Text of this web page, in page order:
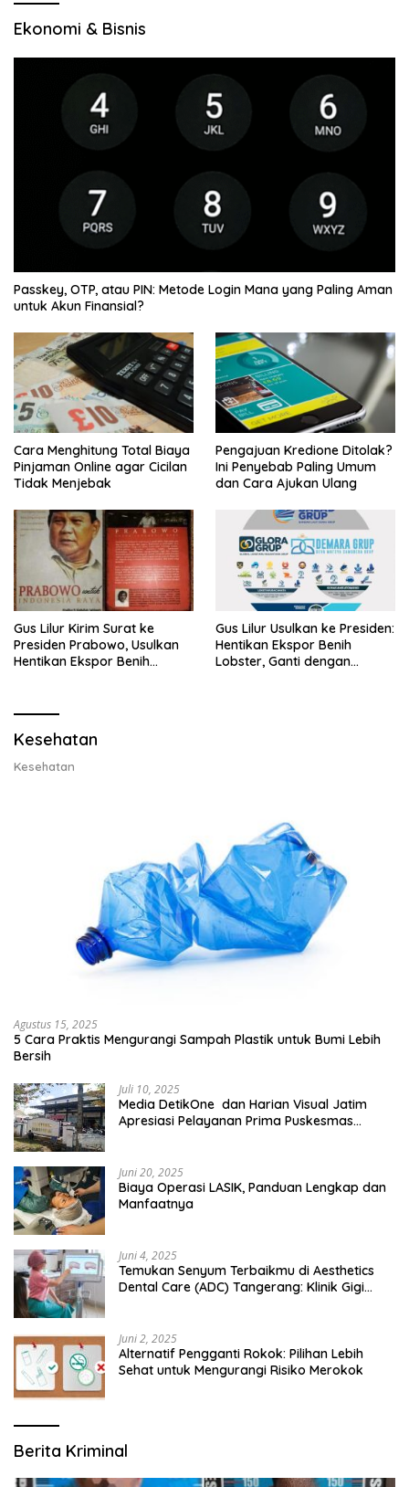
Ekonomi & Bisnis
Passkey, OTP, atau PIN: Metode Login Mana yang Paling Aman
untuk Akun Finansial?
Cara Menghitung Total Biaya
Pinjaman Online agar Cicilan
Tidak Menjebak
Pengajuan Kredione Ditolak?
Ini Penyebab Paling Umum
dan Cara Ajukan Ulang
Gus Lilur Kirim Surat ke
Presiden Prabowo, Usulkan
Hentikan Ekspor Benih
Gus Lilur Usulkan ke Presiden:
Hentikan Ekspor Benih
Lobster, Ganti dengan
Kesehatan
Kesehatan
Agustus 15, 2025
5 Cara Praktis Mengurangi Sampah Plastik untuk Bumi Lebih
Bersih
Juli 10, 2025
Media DetikOne dan Harian Visual Jatim
Apresiasi Pelayanan Prima Puskesmas
Juni 20, 2025
Biaya Operasi LASIK, Panduan Lengkap dan
Manfaatnya
Juni 4, 2025
Temukan Senyum Terbaikmu di Aesthetics
Dental Care (ADC) Tangerang: Klinik Gigi
Juni 2, 2025
Alternatif Pengganti Rokok: Pilihan Lebih
Sehat untuk Mengurangi Risiko Merokok
Berita Kriminal